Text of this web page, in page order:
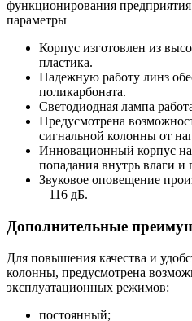
функционирования
параметры
Корпус изготовлен из
пластика.
Надежную работу линз
поликарбоната.
Светодиодная лампа
Предусмотрена
сигнальной колонны от
Инновационный корпус
попадания внутрь влаги
Звуковое оповещение
– 116 дБ.
Дополнительные
Для повышения качества и
колонны, предусмотрена
эксплуатационных режимов:
постоянный;